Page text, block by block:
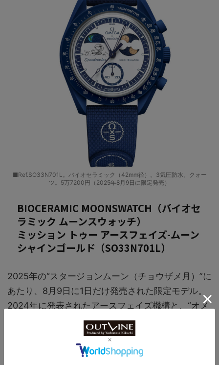
■Ref.SO33N701L。バイオセラミック（42mm径）。3気圧防水。クォー
ツ。5万7200円（2025年8月9日に限定発売）
BIOCERAMIC MOONSWATCH（バイオセ
ラミック ムーンスウォッチ）
ミッション トゥー アースフェイズ-ムーン
シャインゴールド（SO33N701L）
2025年の“スタージョンムーン（チョウザメ月）”に
あたり、8月9日に1日だけ発売された限定モデル。
2024年に発表されたアースフェイズ機構と、“オメ
ガ”独自のムーンシャイン ゴールドをあしらったム
ーンフェイズ機構を搭載しており、10時と11時位置
の間にあるアースフェイズ表示は、月から見た地球